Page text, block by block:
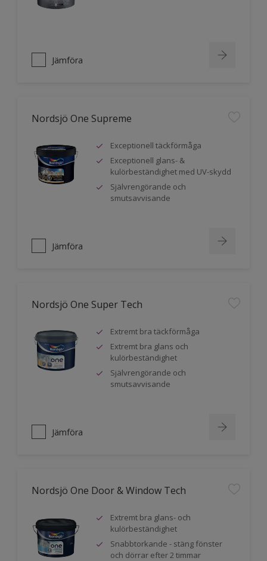
Jämföra
Nordsjö One Supreme
Exceptionell täckförmåga
Exceptionell glans- &
kulörbeständighet med UV-skydd
Självrengörande och
smutsavvisande
Jämföra
Nordsjö One Super Tech
Extremt bra täckförmåga
Extremt bra glans och
kulörbeständighet
Självrengörande och
smutsavvisande
Jämföra
Nordsjö One Door & Window Tech
Extremt bra glans- och
kulörbeständighet
Snabbtorkande - stäng fönster
och dörrar efter 2 timmar